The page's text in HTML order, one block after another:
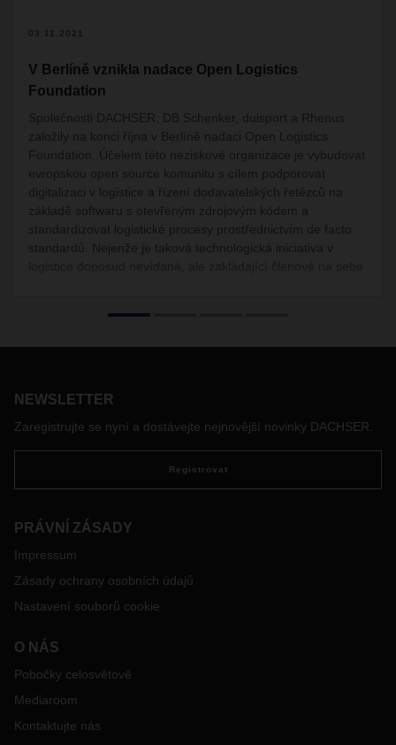
03.11.2021
V Berlíně vznikla nadace Open Logistics
Foundation
Společnosti DACHSER, DB Schenker, duisport a Rhenus
založily na konci října v Berlíně nadaci Open Logistics
Foundation. Účelem této neziskové organizace je vybudovat
evropskou open source komunitu s cílem podporovat
digitalizaci v logistice a řízení dodavatelských řetězců na
základě softwaru s otevřeným zdrojovým kódem a
standardizovat logistické procesy prostřednictvím de facto
standardů. Nejenže je taková technologická iniciativa v
NEWSLETTER
Zaregistrujte se nyní a dostávejte nejnovější novinky DACHSER.
Registrovat
PRÁVNÍ ZÁSADY
Impressum
Zásady ochrany osobních údajů
Nastavení souborů cookie
O NÁS
Pobočky celosvětově
Mediaroom
Kontaktujte nás